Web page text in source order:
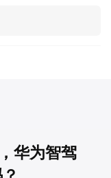
华为智驾